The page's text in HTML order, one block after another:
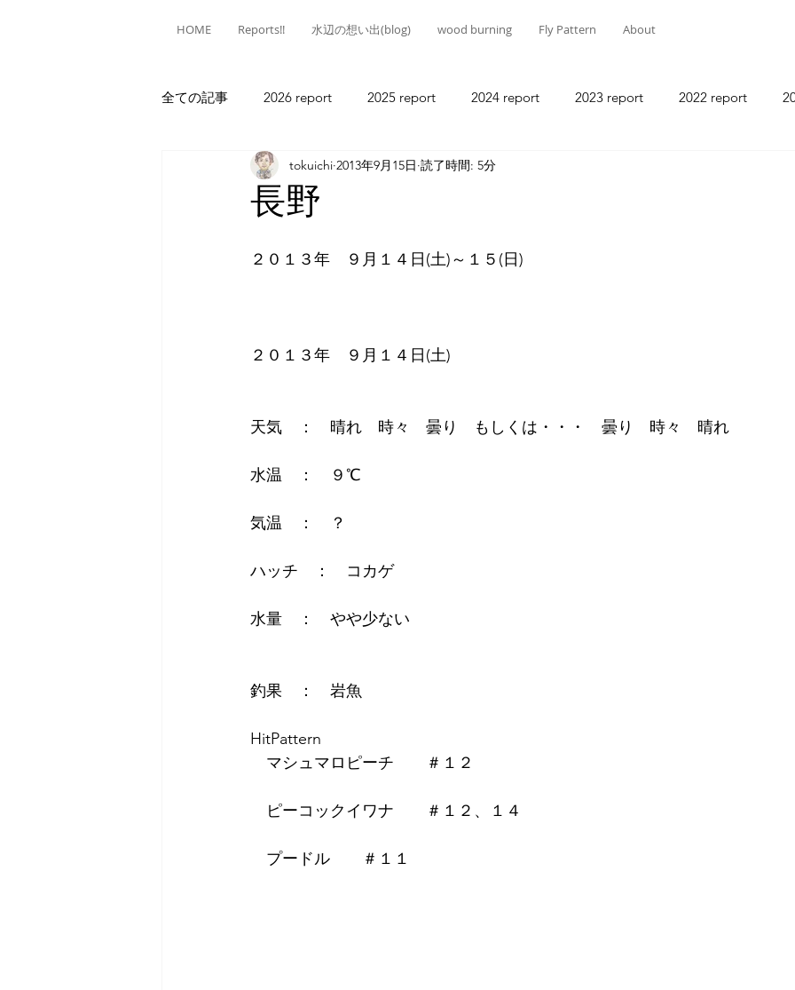
HOME Reports!! 水辺の想い出(blog) wood burning Fly Pattern About
全ての記事 2026 report 2025 report 2024 report 2023 report 2022 report
2020 report 2019 report 2018 report
長野
tokuichi 2013年9月15日 読了時間: 5分
２０１３年　９月１４日(土)～１５(日)
２０１３年　９月１４日(土)
天気　：　晴れ　時々　曇り　もしくは・・・　曇り　時々　晴れ
水温　：　９℃
気温　：　？
ハッチ　：　コカゲ
水量　：　やや少ない
釣果　：　岩魚
HitPattern
マシュマロピーチ　　＃１２
ピーコックイワナ　　＃１２、１４
プードル　　＃１１